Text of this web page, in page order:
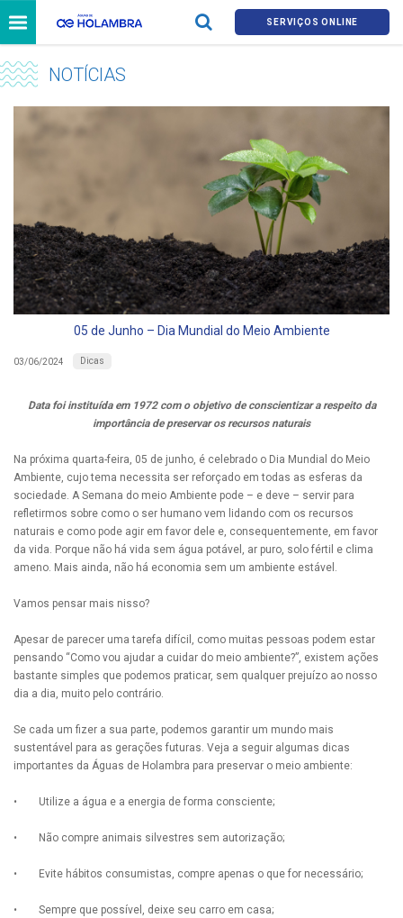
SERVIÇOS ONLINE
NOTÍCIAS
05 de Junho – Dia Mundial do Meio Ambiente
03/06/2024 Dicas
Data foi instituída em 1972 com o objetivo de conscientizar a respeito da
importância de preservar os recursos naturais
Na próxima quarta-feira, 05 de junho, é celebrado o Dia Mundial do Meio
Ambiente, cujo tema necessita ser reforçado em todas as esferas da
sociedade. A Semana do meio Ambiente pode – e deve – servir para
refletirmos sobre como o ser humano vem lidando com os recursos
naturais e como pode agir em favor dele e, consequentemente, em favor
da vida. Porque não há vida sem água potável, ar puro, solo fértil e clima
ameno. Mais ainda, não há economia sem um ambiente estável.
Vamos pensar mais nisso?
Apesar de parecer uma tarefa difícil, como muitas pessoas podem estar
pensando “Como vou ajudar a cuidar do meio ambiente?”, existem ações
bastante simples que podemos praticar, sem qualquer prejuízo ao nosso
dia a dia, muito pelo contrário.
Se cada um fizer a sua parte, podemos garantir um mundo mais
sustentável para as gerações futuras. Veja a seguir algumas dicas
importantes da Águas de Holambra para preservar o meio ambiente:
• Utilize a água e a energia de forma consciente;
• Não compre animais silvestres sem autorização;
• Evite hábitos consumistas, compre apenas o que for necessário;
• Sempre que possível, deixe seu carro em casa;